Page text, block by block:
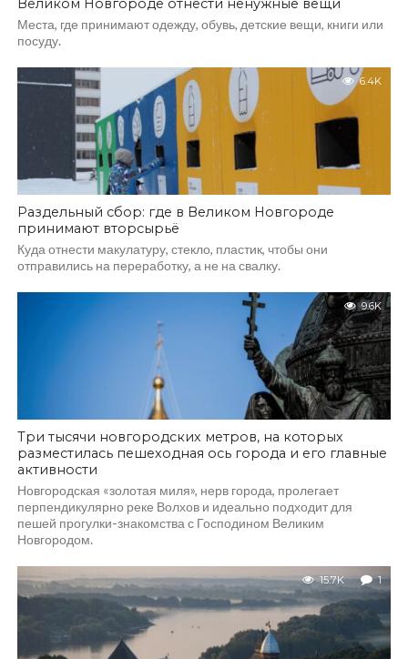
Великом Новгороде отнести ненужные вещи
Места, где принимают одежду, обувь, детские вещи, книги или
посуду.
6.4K
Раздельный сбор: где в Великом Новгороде
принимают вторсырьё
Куда отнести макулатуру, стекло, пластик, чтобы они
отправились на переработку, а не на свалку.
9.6K
Три тысячи новгородских метров, на которых
разместилась пешеходная ось города и его главные
активности
Новгородская «золотая миля», нерв города, пролегает
перпендикулярно реке Волхов и идеально подходит для
пешей прогулки-знакомства с Господином Великим
Новгородом.
15.7K 1